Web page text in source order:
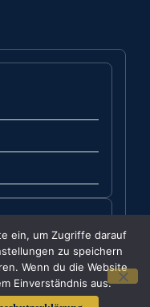
SIND :
ein, um Zugriffe darauf
zu speichern
Wenn du die Website
Einverständnis aus.